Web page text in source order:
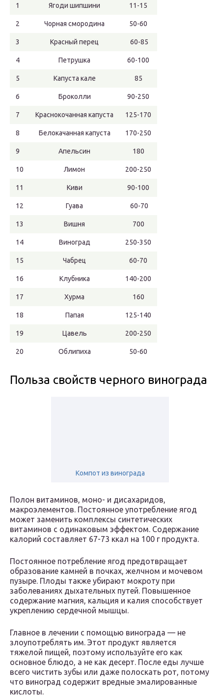
1 Ягоди шипшини 11-15
2 Чорная смородина 50-60
3 Красный перец 60-85
4 Петрушка 60-100
5 Капуста кале 85
6 Броколли 90-250
7 Краснокочанная капуста 125-170
8 Белокачанная капуста 170-250
9 Апельсин 180
10 Лимон 200-250
11 Киви 90-100
12 Гуава 60-70
13 Вишня 700
14 Виноград 250-350
15 Чабрец 60-70
16 Клубника 140-200
17 Хурма 160
18 Папая 125-140
19 Цавель 200-250
20 Облипиха 50-60
Польза свойств черного винограда
Компот из винограда
Полон витаминов, моно- и дисахаридов,
макроэлементов. Постоянное употребление ягод
может заменить комплексы синтетических
витаминов с одинаковым эффектом. Содержание
калорий составляет 67-73 ккал на 100 г продукта.
Постоянное потребление ягод предотвращает
образование камней в почках, желчном и мочевом
пузыре. Плоды также убирают мокроту при
заболеваниях дыхательных путей. Повышенное
содержание магния, кальция и калия способствует
укреплению сердечной мышцы.
Главное в лечении с помощью винограда — не
злоупотреблять им. Этот продукт является
тяжелой пищей, поэтому используйте его как
основное блюдо, а не как десерт. После еды лучше
всего чистить зубы или даже полоскать рот, потому
что виноград содержит вредные эмалированные
кислоты.